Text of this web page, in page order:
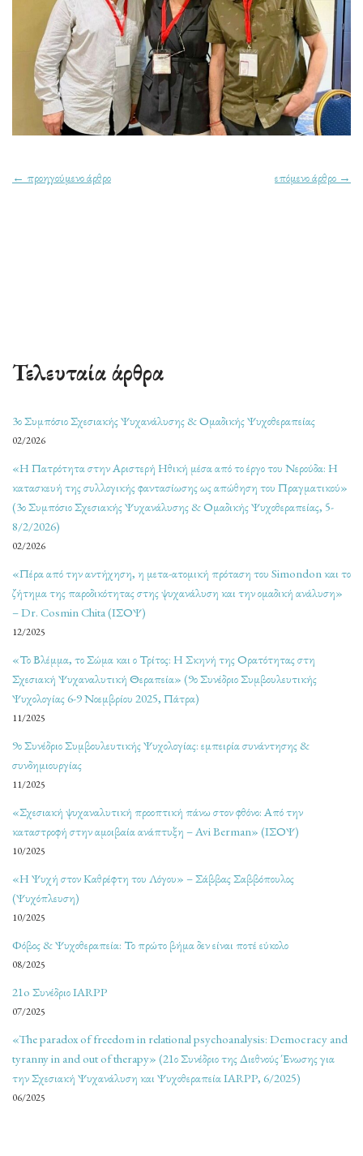
← προηγούμενο άρθρο επόμενο άρθρο →
Τελευταία άρθρα
3ο Συμπόσιο Σχεσιακής Ψυχανάλυσης & Ομαδικής Ψυχοθεραπείας
02/2026
«Η Πατρότητα στην Αριστερή Ηθική μέσα από το έργο του Νερούδα: Η
κατασκευή της συλλογικής φαντασίωσης ως απώθηση του Πραγματικού»
(3ο Συμπόσιο Σχεσιακής Ψυχανάλυσης & Ομαδικής Ψυχοθεραπείας, 5-
8/2/2026)
02/2026
«Πέρα από την αντήχηση, η μετα-ατομική πρόταση του Simondon και το
ζήτημα της παροδικότητας στης ψυχανάλυση και την ομαδική ανάλυση»
– Dr. Cosmin Chita (ΙΣΟΨ)
12/2025
«Το Βλέμμα, το Σώμα και ο Τρίτος: Η Σκηνή της Ορατότητας στη
Σχεσιακή Ψυχαναλυτική Θεραπεία» (9ο Συνέδριο Συμβουλευτικής
Ψυχολογίας 6-9 Νοεμβρίου 2025, Πάτρα)
11/2025
9ο Συνέδριο Συμβουλευτικής Ψυχολογίας: εμπειρία συνάντησης &
συνδημιουργίας
11/2025
«Σχεσιακή ψυχαναλυτική προοπτική πάνω στον φθόνο: Από την
καταστροφή στην αμοιβαία ανάπτυξη – Avi Berman» (ΙΣΟΨ)
10/2025
«Η Ψυχή στον Καθρέφτη του Λόγου» – Σάββας Σαββόπουλος
(Ψυχόπλευση)
10/2025
Φόβος & Ψυχοθεραπεία: Το πρώτο βήμα δεν είναι ποτέ εύκολο
08/2025
21o Συνέδριο IARPP
07/2025
«The paradox of freedom in relational psychoanalysis: Democracy and
tyranny in and out of therapy» (21ο Συνέδριο της Διεθνούς Ένωσης για
την Σχεσιακή Ψυχανάλυση και Ψυχοθεραπεία IARPP, 6/2025)
06/2025